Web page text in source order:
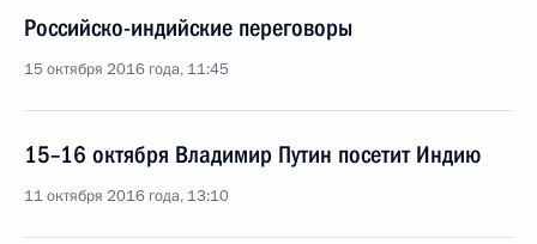
Российско-индийские переговоры
15 октября 2016 года, 11:45
15–16 октября Владимир Путин посетит Индию
11 октября 2016 года, 13:10